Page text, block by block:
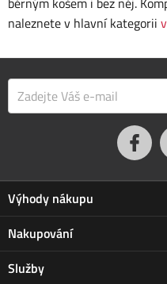
naleznete v hlavní kategorii
Výhody nákupu
Proč nakupovat u nás
3letá záruka Jarabák
Vrácení zboží do 30 dnů
Nakupování
Obchodní podmínky
Služby